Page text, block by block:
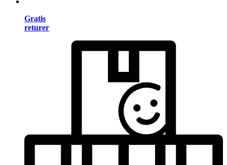
Gratis
returer